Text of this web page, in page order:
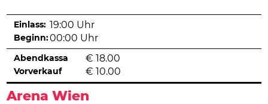
Arena Wien
Einlass: 19:00 Uhr
Beginn:00:00 Uhr
Abendkassa € 18.00
Vorverkauf € 10.00